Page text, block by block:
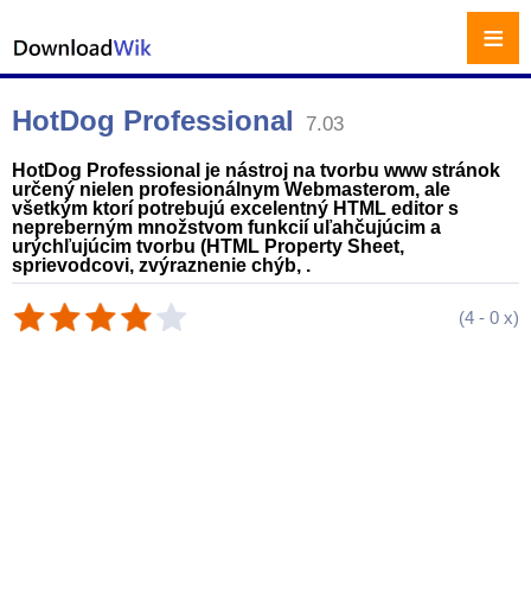
HotDog Professional 7.03
HotDog Professional je nástroj na tvorbu www stránok
určený nielen profesionálnym Webmasterom, ale
všetkým ktorí potrebujú excelentný HTML editor s
nepreberným množstvom funkcií uľahčujúcim a
urýchľujúcim tvorbu (HTML Property Sheet,
sprievodcovi, zvýraznenie chýb, .
(4 - 0 x)
≡